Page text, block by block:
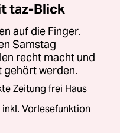
taz-Blick
auf die Finger.
Samstag
recht macht und
gehört werden.
Zeitung frei Haus
Vorlesefunktion